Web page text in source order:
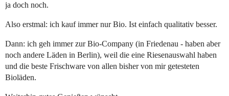
ja doch noch.
Also erstmal: ich kauf immer nur Bio. Ist einfach qualitativ besser.
Dann: ich geh immer zur Bio-Company (in Friedenau - haben aber
noch andere Läden in Berlin), weil die eine Riesenauswahl haben
und die beste Frischware von allen bisher von mir getesteten
Bioläden.